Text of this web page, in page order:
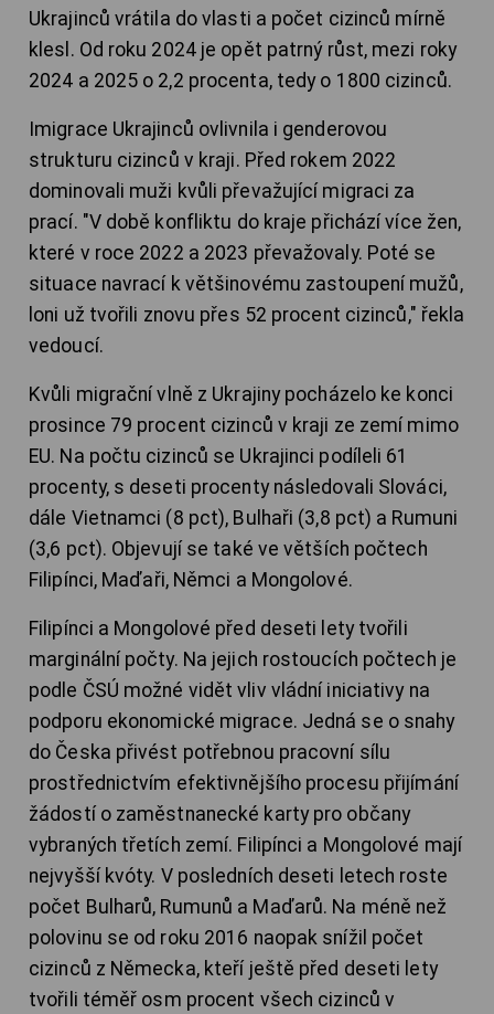
Ukrajinců vrátila do vlasti a počet cizinců mírně
klesl. Od roku 2024 je opět patrný růst, mezi roky
2024 a 2025 o 2,2 procenta, tedy o 1800 cizinců.
Imigrace Ukrajinců ovlivnila i genderovou
strukturu cizinců v kraji. Před rokem 2022
dominovali muži kvůli převažující migraci za
prací. "V době konfliktu do kraje přichází více žen,
které v roce 2022 a 2023 převažovaly. Poté se
situace navrací k většinovému zastoupení mužů,
loni už tvořili znovu přes 52 procent cizinců," řekla
vedoucí.
Kvůli migrační vlně z Ukrajiny pocházelo ke konci
prosince 79 procent cizinců v kraji ze zemí mimo
EU. Na počtu cizinců se Ukrajinci podíleli 61
procenty, s deseti procenty následovali Slováci,
dále Vietnamci (8 pct), Bulhaři (3,8 pct) a Rumuni
(3,6 pct). Objevují se také ve větších počtech
Filipínci, Maďaři, Němci a Mongolové.
Filipínci a Mongolové před deseti lety tvořili
marginální počty. Na jejich rostoucích počtech je
podle ČSÚ možné vidět vliv vládní iniciativy na
podporu ekonomické migrace. Jedná se o snahy
do Česka přivést potřebnou pracovní sílu
prostřednictvím efektivnějšího procesu přijímání
žádostí o zaměstnanecké karty pro občany
vybraných třetích zemí. Filipínci a Mongolové mají
nejvyšší kvóty. V posledních deseti letech roste
počet Bulharů, Rumunů a Maďarů. Na méně než
polovinu se od roku 2016 naopak snížil počet
cizinců z Německa, kteří ještě před deseti lety
tvořili téměř osm procent všech cizinců v